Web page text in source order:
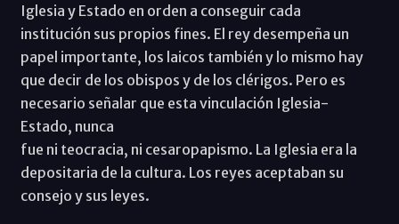
Iglesia y Estado en orden a conseguir cada
institución sus propios fines. El rey desempeña un
papel importante, los laicos también y lo mismo hay
que decir de los obispos y de los clérigos. Pero es
necesario señalar que esta vinculación Iglesia-
Estado, nunca
fue ni teocracia, ni cesaropapismo. La Iglesia era la
depositaria de la cultura. Los reyes aceptaban su
consejo y sus leyes.